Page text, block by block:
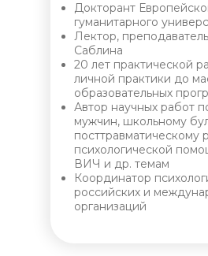
Докторант
гуманитарного
Лектор,
Саблина
20 лет практической
личной практики до
образовательных
Автор научных работ
мужчин, школьному
посттравматическому
психологической
ВИЧ и др. темам
Координатор
российских и
организаций